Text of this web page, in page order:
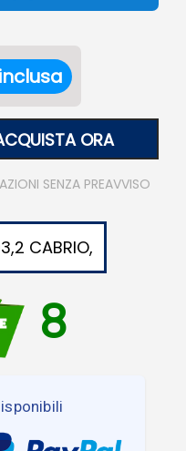
ORA
SENZA PREAVVISO
CABRIO,
8